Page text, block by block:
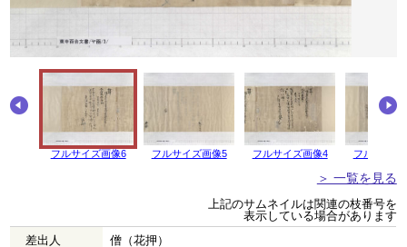
フルサイズ画像6 フルサイズ画像5 フルサイズ画像4 フルサイズ
＞ 一覧を見る
上記のサムネイルは関連の枝番号を
表示している場合があります
差出人
僧（花押）